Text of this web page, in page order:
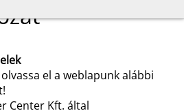
el a weblapunk alábbi
Center Kft. által